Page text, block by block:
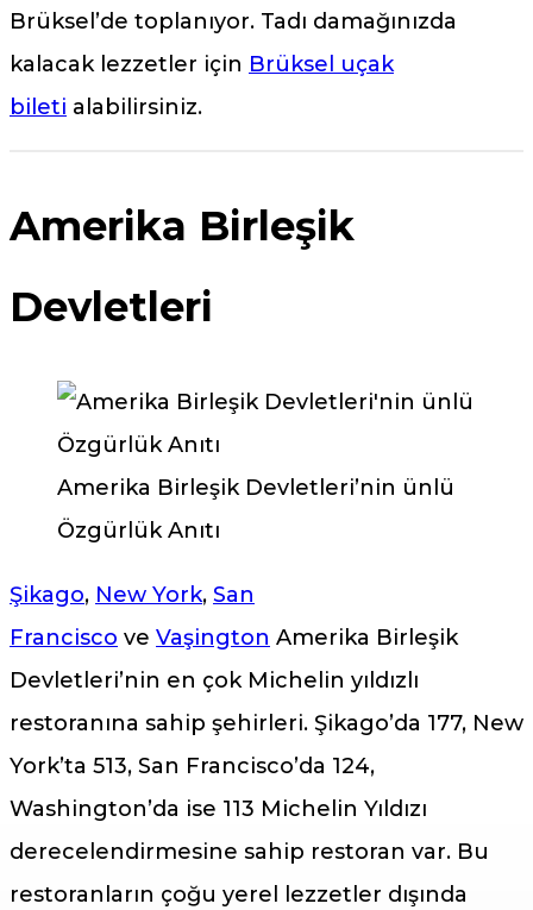
Brüksel’de toplanıyor. Tadı damağınızda
kalacak lezzetler için Brüksel uçak
bileti alabilirsiniz.
Amerika Birleşik
Devletleri
Amerika Birleşik Devletleri’nin ünlü
Özgürlük Anıtı
Şikago, New York, San
Francisco ve Vaşington Amerika Birleşik
Devletleri’nin en çok Michelin yıldızlı
restoranına sahip şehirleri. Şikago’da 177, New
York’ta 513, San Francisco’da 124,
Washington’da ise 113 Michelin Yıldızı
derecelendirmesine sahip restoran var. Bu
restoranların çoğu yerel lezzetler dışında